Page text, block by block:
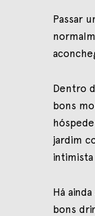
Passar
Dentro
bons
jardim
Há
bons